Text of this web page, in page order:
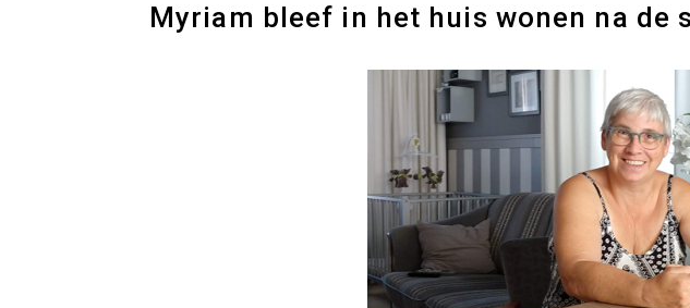
Myriam bleef in het huis wonen na de